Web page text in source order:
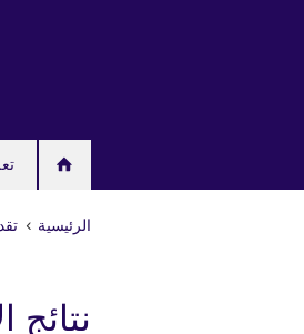
الرئيسية
نتائج